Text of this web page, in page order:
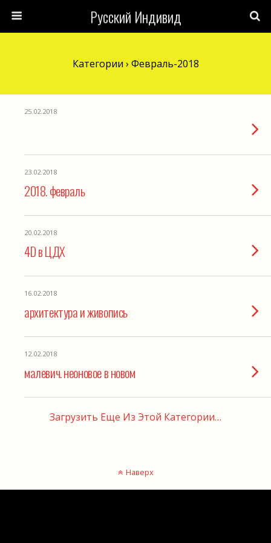
Русский Индивид
Категории › Февраль-2018
25.02.2018
23.02.2018
2018. февраль
20.02.2018
4D в ЦДХ
16.02.2018
архитектура и живопись
12.02.2018
малевич. неоновое в новом
Загрузить Еще Из Этой Категории…
Наверх